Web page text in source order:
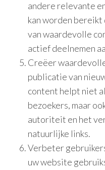
andere relevante
kan worden
van waardevolle
actief deelnemen
Creëer
publicatie van
content helpt niet
bezoekers, maar
autoriteit en het
natuurlijke links.
Verbeter
uw website